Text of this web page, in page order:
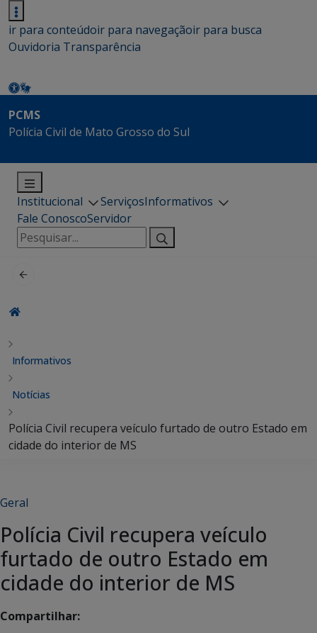
ir para conteúdoir para navegaçãoir para busca
Ouvidoria Transparência
PCMS
Polícia Civil de Mato Grosso do Sul
Institucional ServiçosInformativos
Fale ConoscoServidor
Pesquisar
por:
Informativos
Notícias
Polícia Civil recupera veículo furtado de outro Estado em
cidade do interior de MS
Geral
Polícia Civil recupera veículo
furtado de outro Estado em
cidade do interior de MS
Compartilhar: